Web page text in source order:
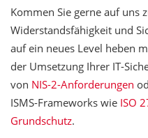
Kommen Sie gerne auf uns
Widerstandsfähigkeit und
auf ein neues Level heben
der Umsetzung Ihrer IT-
von NIS-2-Anforderungen
ISMS-Frameworks wie ISO
Grundschutz.